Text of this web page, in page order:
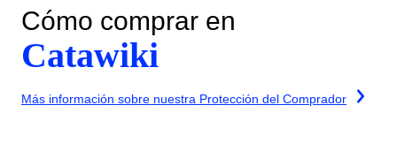
Cómo comprar en
Catawiki
Más información sobre nuestra Protección del Comprador